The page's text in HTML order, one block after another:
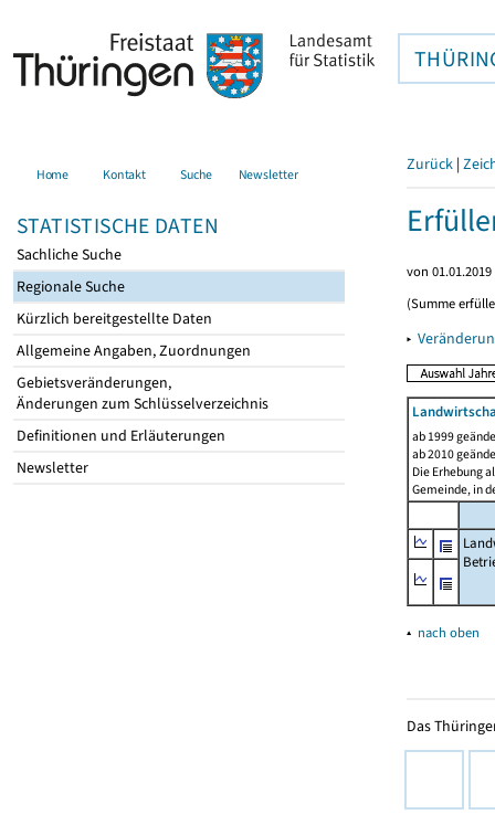
Home Kontakt Suche Newsletter
STATISTISCHE DATEN
Sachliche Suche
Regionale Suche
Kürzlich bereitgestellte Daten
Allgemeine Angaben, Zuordnungen
Gebietsveränderungen,
Änderungen zum Schlüsselverzeichnis
Definitionen und Erläuterungen
Newsletter
Zurück |
von
(Summe
▸
ab 1999
ab 2010
Die Erhebung
Gemeinde, in
▴ nach oben
Das